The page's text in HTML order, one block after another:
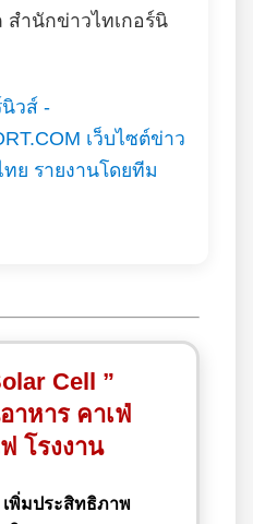
ำนักข่าวไทเกอร์นิ
วส์ -
เว็บไซต์ข่าว
ย รายงานโดยทีม
Cell ”
าหาร คาเฟ่
โรงงาน
พิ่มประสิทธิภาพ